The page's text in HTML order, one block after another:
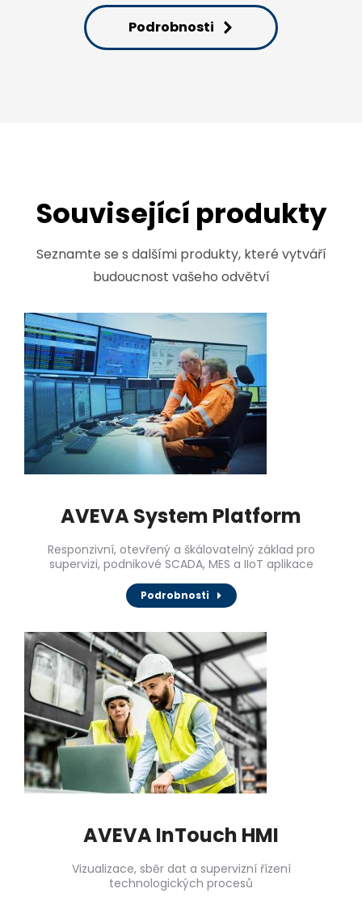
Podrobnosti
Související produkty
Seznamte se s dalšími produkty, které vytváří
budoucnost vašeho odvětví
AVEVA System Platform
Responzivní, otevřený a škálovatelný základ pro
supervizi, podnikové SCADA, MES a IIoT aplikace
Podrobnosti
AVEVA InTouch HMI
Vizualizace, sběr dat a supervizní řízení
technologických procesů